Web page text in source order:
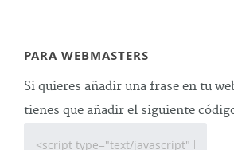
PARA WEBMASTERS
Si quieres añadir una frase en tu
tienes que añadir el siguiente